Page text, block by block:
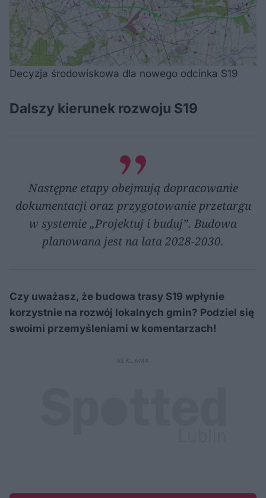
Decyzja środowiskowa dla nowego odcinka S19
Dalszy kierunek rozwoju S19
Następne etapy obejmują dopracowanie
dokumentacji oraz przygotowanie przetargu
w systemie „Projektuj i buduj”. Budowa
planowana jest na lata 2028-2030.
Czy uważasz, że budowa trasy S19 wpłynie
korzystnie na rozwój lokalnych gmin? Podziel się
swoimi przemyśleniami w komentarzach!